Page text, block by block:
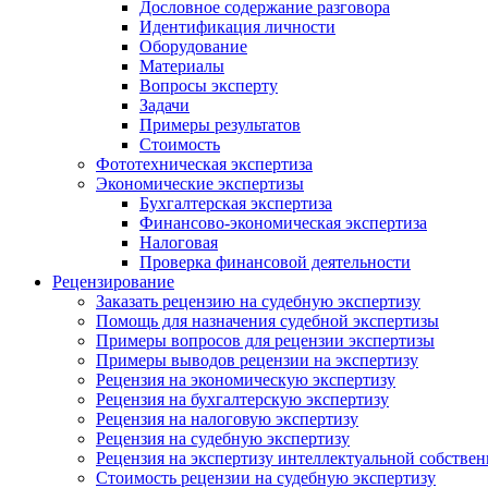
Дословное содержание разговора
Идентификация личности
Оборудование
Материалы
Вопросы эксперту
Задачи
Примеры результатов
Стоимость
Фототехническая экспертиза
Экономические экспертизы
Бухгалтерская экспертиза
Финансово-экономическая экспертиза
Налоговая
Проверка финансовой деятельности
Рецензирование
Заказать рецензию на судебную экспертизу
Помощь для назначения судебной экспертизы
Примеры вопросов для рецензии экспертизы
Примеры выводов рецензии на экспертизу
Рецензия на экономическую экспертизу
Рецензия на бухгалтерскую экспертизу
Рецензия на налоговую экспертизу
Рецензия на судебную экспертизу
Рецензия на экспертизу интеллектуальной
Стоимость рецензии на судебную экспертизу